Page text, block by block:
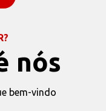
nós
bem-vindo